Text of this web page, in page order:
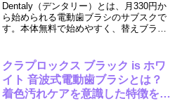
Dentaly（デンタリー）とは、月330円か
ら始められる電動歯ブラシのサブスクで
す。本体無料で始めやすく、替えブラシ
に確認したいポイントをわかりやすく解
説します。
クラプロックス ブラック is ホワ
イト 音波式電動歯ブラシとは？
着色汚れケアを意識した特徴を解